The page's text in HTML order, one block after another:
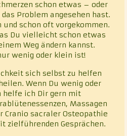
schon etwas – oder
Problem angesehen hast.
schon oft vorgekommen.
Du vielleicht schon etwas
Weg ändern kannst.
wenig oder klein ist!
sich selbst zu helfen
Wenn Du wenig oder
helfe ich Dir gern mit
Massagen
Cranio sacraler Osteopathie
zielführenden Gesprächen.